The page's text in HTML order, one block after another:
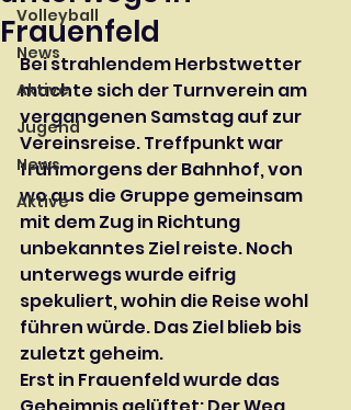
Volleyball
News
Aktive
Jugend
News
Aktive
Frauenfeld
Bei strahlendem Herbstwetter
machte sich der Turnverein am
vergangenen Samstag auf zur
Vereinsreise. Treffpunkt war
frühmorgens der Bahnhof, von
wo aus die Gruppe gemeinsam
mit dem Zug in Richtung
unbekanntes Ziel reiste. Noch
unterwegs wurde eifrig
spekuliert, wohin die Reise wohl
führen würde. Das Ziel blieb bis
zuletzt geheim.
Erst in Frauenfeld wurde das